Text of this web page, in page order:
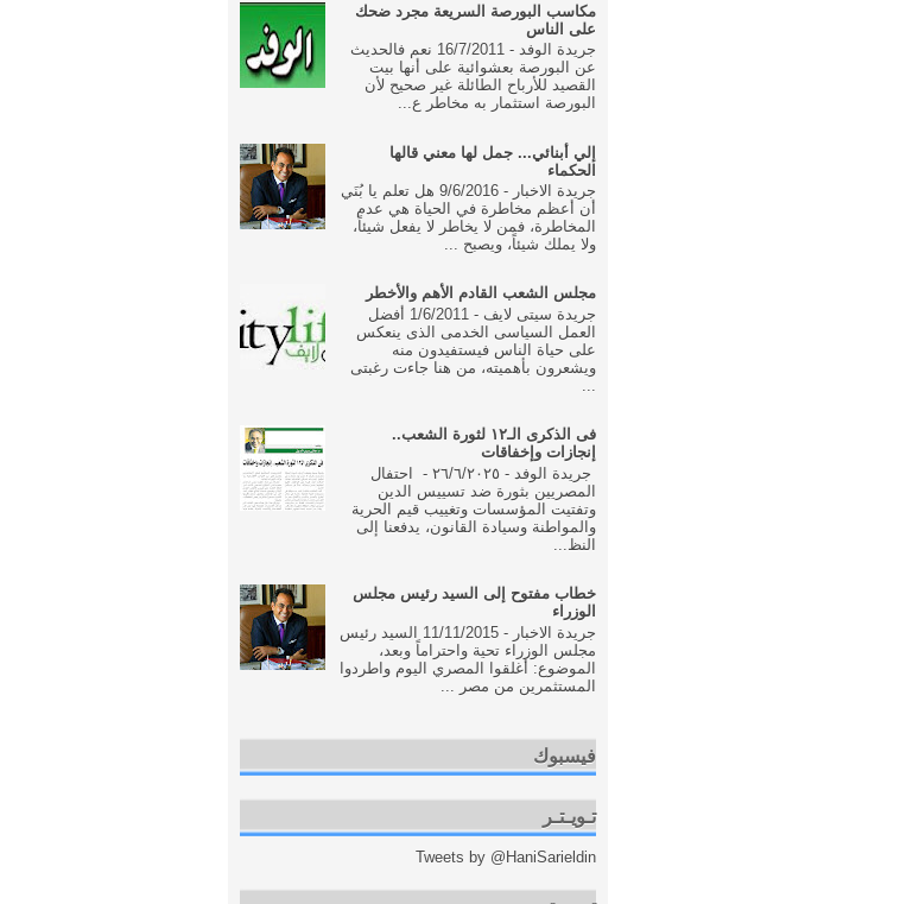
مكاسب البورصة السريعة مجرد ضحك
على الناس
جريدة الوفد - 16/7/2011 نعم فالحديث
عن البورصة بعشوائية على أنها بيت
القصيد للأرباح الطائلة غير صحيح لأن
البورصة استثمار به مخاطر ع...
إلي أبنائي... جمل لها معني قالها
الحكماء
جريدة الاخبار - 9/6/2016 هل تعلم يا بُنَي
أن أعظم مخاطرة في الحياة هي عدم
المخاطرة، فمن لا يخاطر لا يفعل شيئاً،
ولا يملك شيئاً، ويصبح ...
مجلس الشعب القادم الأهم والأخطر
جريدة سيتى لايف - 1/6/2011 أفضل
العمل السياسى الخدمى الذى ينعكس
على حياة الناس فيستفيدون منه
ويشعرون بأهميته، من هنا جاءت رغبتى
فى الذكرى الـ١٢ لثورة الشعب..
إنجازات وإخفاقات
جريدة الوفد - ٢٦/٦/٢٠٢٥ - احتفال
المصريين بثورة ضد تسييس الدين
وتفتيت المؤسسات وتغييب قيم الحرية
والمواطنة وسيادة القانون، يدفعنا إلى
النظ...
خطاب مفتوح إلى السيد رئيس مجلس
الوزراء
جريدة الاخبار - 11/11/2015 السيد رئيس
مجلس الوزراء تحية واحتراماً وبعد،
الموضوع: أغلقوا المصري اليوم واطردوا
المستثمرين من مصر ...
فيسبوك
تـويـتـر
Tweets by @HaniSarieldin